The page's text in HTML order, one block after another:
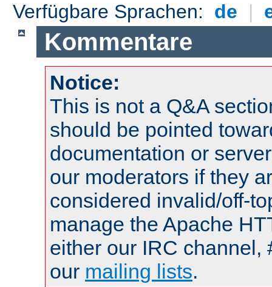
Verfügbare Sprachen: de |
Kommentare
Notice:
This is not a Q&A
should be pointed
documentation or
our moderators if they
considered invalid/off-
manage the Apache
either our IRC channel,
our mailing lists.